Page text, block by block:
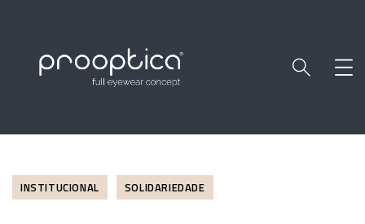
INSTITUCIONAL SOLIDARIEDADE